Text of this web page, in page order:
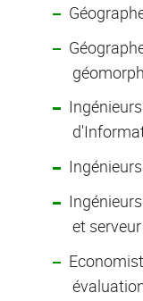
et serveur